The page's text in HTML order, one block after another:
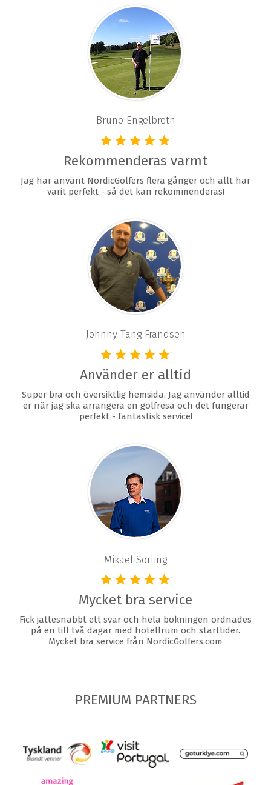
Bruno Engelbreth
Rekommenderas varmt
Jag har använt NordicGolfers flera gånger och allt har
varit perfekt - så det kan rekommenderas!
Johnny Tang Frandsen
Använder er alltid
Super bra och översiktlig hemsida. Jag använder alltid
er när jag ska arrangera en golfresa och det fungerar
perfekt - fantastisk service!
Mikael Sorling
Mycket bra service
Fick jättesnabbt ett svar och hela bokningen ordnades
på en till två dagar med hotellrum och starttider.
Mycket bra service från NordicGolfers.com
PREMIUM PARTNERS